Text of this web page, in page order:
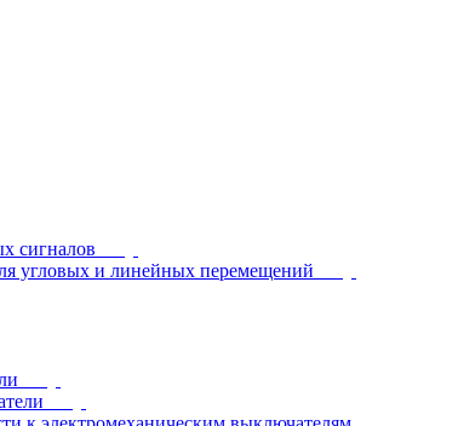
сигналов
угловых и линейных перемещений